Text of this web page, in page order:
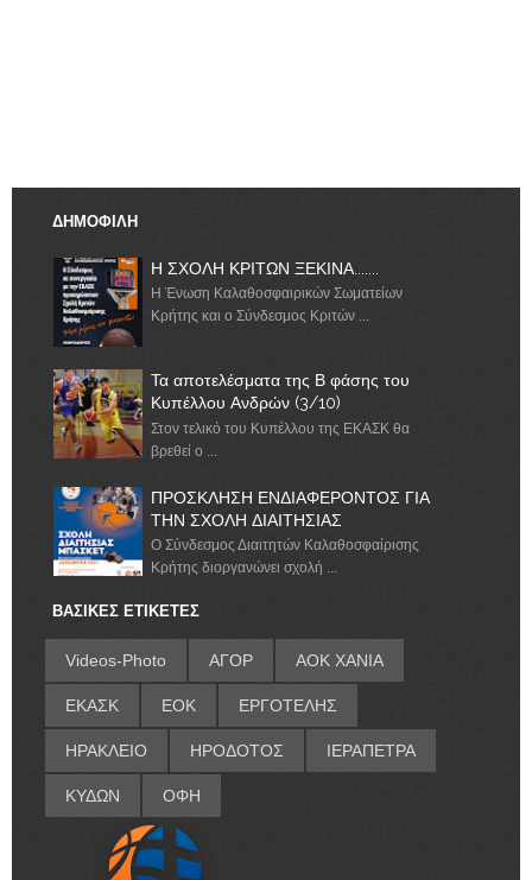
ΔΗΜΟΦΙΛΗ
Η ΣΧΟΛΗ ΚΡΙΤΩΝ ΞΕΚΙΝΑ.......
Η Ένωση Καλαθοσφαιρικών Σωματείων
Κρήτης και ο Σύνδεσμος Κριτών ...
Τα αποτελέσματα της Β φάσης του
Κυπέλλου Ανδρών (3/10)
Στον τελικό του Κυπέλλου της ΕΚΑΣΚ θα
βρεθεί ο ...
ΠΡΟΣΚΛΗΣΗ ΕΝΔΙΑΦΕΡΟΝΤΟΣ ΓΙΑ
ΤΗΝ ΣΧΟΛΗ ΔΙΑΙΤΗΣΙΑΣ
Ο Σύνδεσμος Διαιτητών Καλαθοσφαίρισης
Κρήτης διοργανώνει σχολή ...
ΒΑΣΙΚΕΣ ΕΤΙΚΕΤΕΣ
Videos-Photo ΑΓΟΡ ΑΟΚ ΧΑΝΙΑ
ΕΚΑΣΚ ΕΟΚ ΕΡΓΟΤΕΛΗΣ
ΗΡΑΚΛΕΙΟ ΗΡΟΔΟΤΟΣ ΙΕΡΑΠΕΤΡΑ
ΚΥΔΩΝ ΟΦΗ